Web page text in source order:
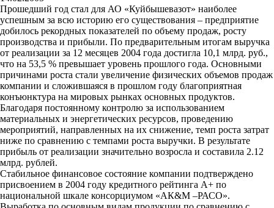
Прошедший год стал для АО «Куйбышевазот» наиболее
успешным за всю историю его существования – предприятие
добилось рекордных показателей по объему продаж, росту
производства и прибыли. По предварительным итогам выручка
от реализации за 12 месяцев 2004 года достигла 10,1 млрд. руб.,
что на 53,5 % превышает уровень прошлого года. Основными
причинами роста стали увеличение физических объемов продаж
компании и сложившаяся в прошлом году благоприятная
конъюнктура на мировых рынках основных продуктов.
Благодаря постоянному контролю за использованием
материальных и энергетических ресурсов, проведению
мероприятий, направленных на их снижение, темп роста затрат
ниже по сравнению с темпами роста выручки. В результате
прибыль от реализации значительно возросла и составила 2.12
млрд. рублей.
Стабильное финансовое состояние компании подтверждено
присвоением в 2004 году кредитного рейтинга А+ по
национальной шкале консорциумом «АК&М –РАСО».